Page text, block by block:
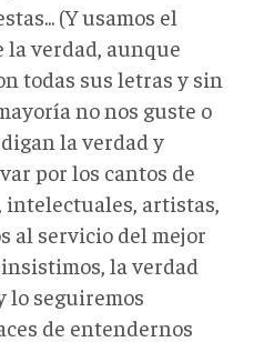
(Y usamos el
verdad, aunque
todas sus letras y sin
no nos guste o
la verdad y
por los cantos de
intelectuales, artistas,
al servicio del mejor
la verdad
lo seguiremos
de entendernos